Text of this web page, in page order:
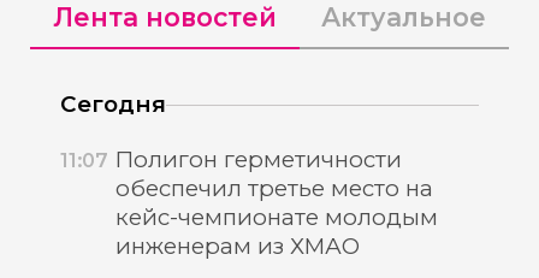
Лента новостей Актуальное
Сегодня
11:07 Полигон герметичности
обеспечил третье место на
кейс-чемпионате молодым
инженерам из ХМАО